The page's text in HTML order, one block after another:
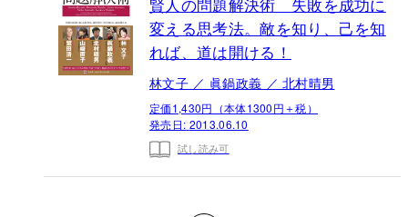
賢人の問題解決術 失敗を成功に
変える思考法。敵を知り、己を知
れば、道は開ける！
林文子 ／ 眞鍋政義 ／ 北村晴男
定価1,430円（本体1300円＋税）
発売日: 2013.06.10
試し読み可